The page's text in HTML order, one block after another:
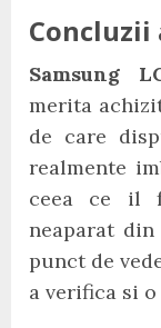
Samsung
merita
de care
realmente
ceea ce il
neaparat
punct de
a verifica si